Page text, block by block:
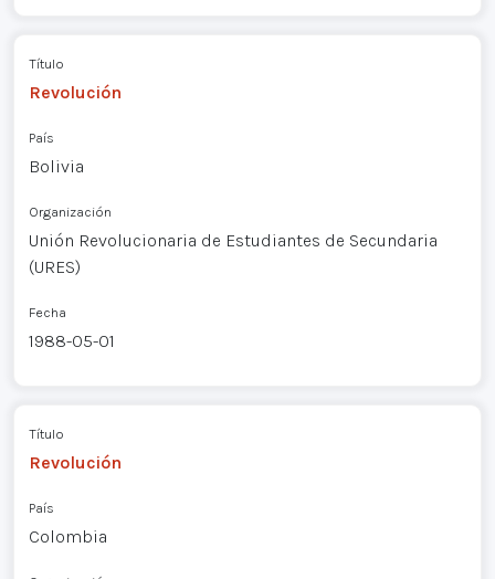
Título
Revolución
País
Bolivia
Organización
Unión Revolucionaria de Estudiantes de Secundaria
(URES)
Fecha
1988-05-01
Título
Revolución
País
Colombia